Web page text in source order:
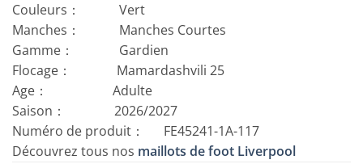
Couleurs： Vert
Manches： Manches Courtes
Gamme： Gardien
Flocage： Mamardashvili 25
Age： Adulte
Saison： 2026/2027
Numéro de produit： FE45241-1A-117
Découvrez tous nos maillots de foot Liverpool